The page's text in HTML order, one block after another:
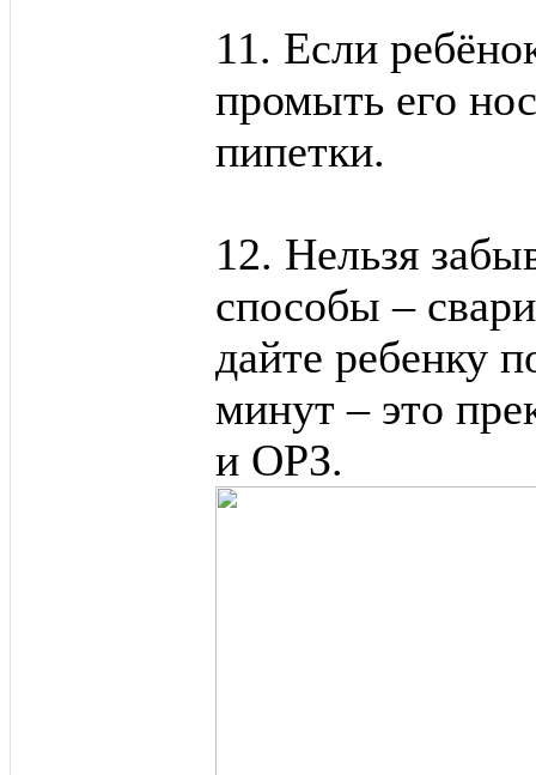
11. Если
промыть его
пипетки.
12. Нельзя
способы –
дайте ребенку
минут – это
и ОРЗ.